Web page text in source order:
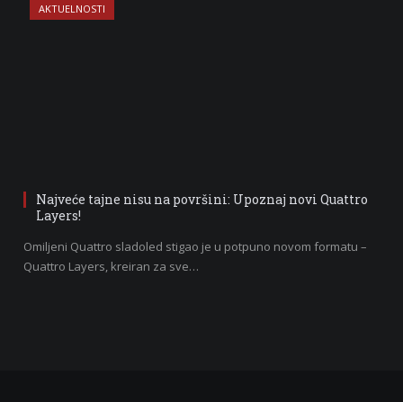
AKTUELNOSTI
Najveće tajne nisu na površini: Upoznaj novi Quattro
Layers!
Omiljeni Quattro sladoled stigao je u potpuno novom formatu –
Quattro Layers, kreiran za sve…